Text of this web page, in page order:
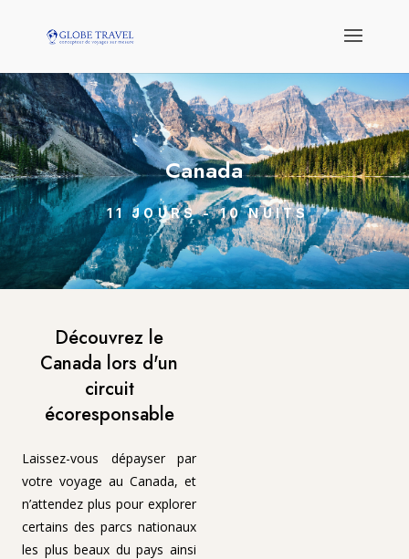
Canada
11 JOURS - 10 NUITS
Découvrez le
Canada lors d'un
circuit
écoresponsable
Laissez-vous dépayser par
votre voyage au Canada, et
n’attendez plus pour explorer
certains des parcs nationaux
les plus beaux du pays ainsi